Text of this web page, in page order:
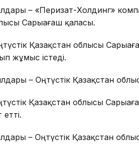
– «Перизат-Холдинг»
Сарыағаш қаласы.
Қазақстан облысы
жұмыс істеді.
– Оңтүстік Қазақстан
Қазақстан облысы
– Оңтүстік Қазақстан